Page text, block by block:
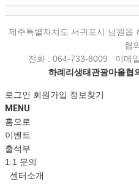
제주특별자치도 서귀포시 남원읍
협
전화 : 064-733-8009 이메
하례리생태관광마을협
로그인 회원가입 정보찾기
MENU
홈으로
이벤트
출석부
1:1 문의
센터소개